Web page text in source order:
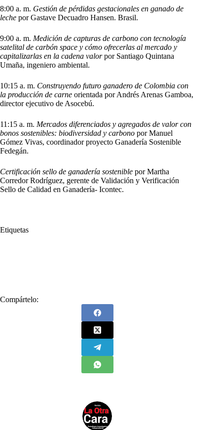
8:00 a. m. Gestión de pérdidas gestacionales en ganado de
leche por Gastave Decuadro Hansen. Brasil.
9:00 a. m. Medición de capturas de carbono con tecnología
satelital de carbón space y cómo ofrecerlas al mercado y
capitalizarlas en la cadena valorpor Santiago Quintana
Umaña, ingeniero ambiental.
10:15 a. m. Construyendo futuro ganadero de Colombia con
la producción de carne orientada por Andrés Arenas Gamboa,
director ejecutivo de Asocebú.
11:15 a. m. Mercados diferenciados y agregados de valor con
bonos sostenibles: biodiversidad y carbono por Manuel
Gómez Vivas, coordinador proyecto Ganadería Sostenible
Fedegán.
Certificación sello de ganadería sostenible por Martha
Corredor Rodríguez, gerente de Validación y Verificación
Sello de Calidad en Ganadería- Icontec.
Etiquetas
Compártelo: